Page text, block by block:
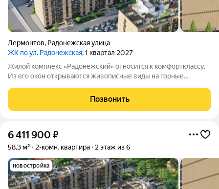
Лермонтов, Радонежская улица
ЖК по ул. Радонежская, 1 квартал 2027
Жилой комплекс «Радонежский» относится к комфортклассу.
Из его окон открываются живописные виды на горные
хребет. Комплекс состоит из четырёх шестиэтажных домов.
Здания возведены из
Позвонить
6 411 900 ₽
58,3 м² 2-комн. квартира 2 этаж из 6
новостройка